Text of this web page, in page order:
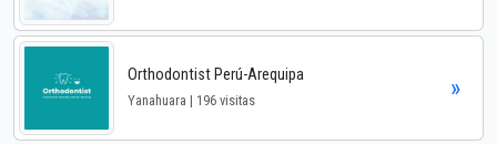
Orthodontist Perú-Arequipa
Yanahuara | 196 visitas »